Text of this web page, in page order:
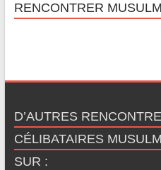
RENCONTRER
D’AUTRES
CÉLIBATAIRES
SUR :